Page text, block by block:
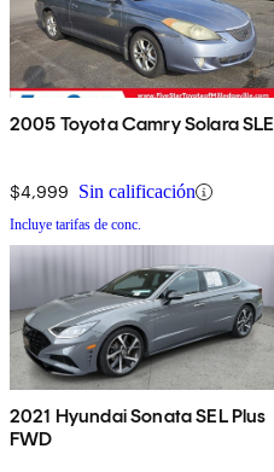
2005 Toyota Camry Solara SLE
$4,999 Sin calificación
Incluye tarifas de conc.
2021 Hyundai Sonata SEL Plus
FWD